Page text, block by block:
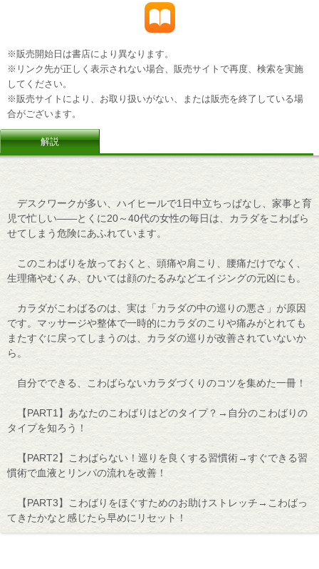
※販売開始日は書店により異なります。
※リンク先が正しく表示されない場合、販売サイトで再度、検索を実施
してください。
※販売サイトにより、お取り扱いがない、または販売を終了している場
合がございます。
解説
デスクワークが多い、ハイヒールで1日中立ちっぱなし、家事と育
児で忙しい――とくに20～40代の女性の毎日は、カラダをこわばら
せてしまう危険にあふれています。
このこわばりを放っておくと、頭痛や肩こり、腰痛だけでなく、
生理痛やむくみ、ひいては顔のたるみなどエイジングの元凶にも。
カラダがこわばるのは、実は「カラダの中の巡りの悪さ」が原因
です。マッサージや整体で一時的にカラダのこりや痛みがとれても
またすぐに戻ってしまうのは、カラダの巡りが改善されていないか
ら。
自分でできる、こわばらないカラダづくりのコツを集めた一冊！
【PART1】あなたのこわばりはどのタイプ？→自分のこわばりの
タイプを知ろう！
【PART2】こわばらない！巡りを良くする習慣術→すぐできる習
慣術で血液とリンパの流れを改善！
【PART3】こわばりをほぐすためのお助けストレッチ→こわばっ
てきたかなと感じたら早めにリセット！